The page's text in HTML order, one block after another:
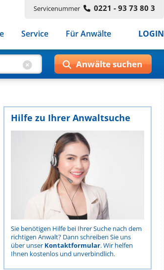
Servicenummer 0221 - 93 73 80 3
Service Für Anwälte LOGIN
Hilfe zu Ihrer Anwaltsuche
Sie benötigen Hilfe bei Ihrer Suche nach dem
richtigen Anwalt? Dann schreiben Sie uns
über unser Kontaktformular. Wir helfen
Ihnen kostenlos und unverbindlich.